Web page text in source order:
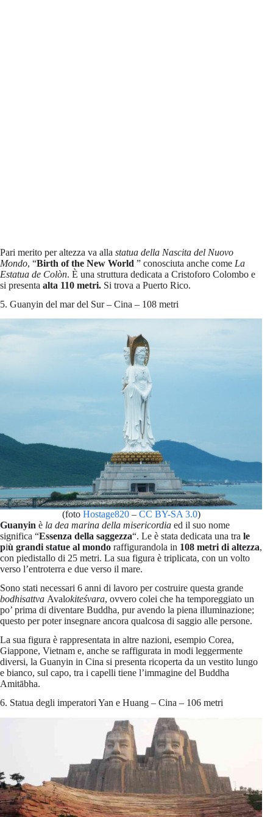
Pari merito per altezza va alla statua della Nascita del Nuovo
Mondo, “Birth of the New World ” conosciuta anche come La
Estatua de Colòn. È una struttura dedicata a Cristoforo Colombo e
si presenta alta 110 metri. Si trova a Puerto Rico.
5. Guanyin del mar del Sur – Cina – 108 metri
(foto Hostage820– CC BY-SA 3.0)
Guanyin è la dea marina della misericordia ed il suo nome
significa “Essenza della saggezza“. Le è stata dedicata una tra le
più grandi statue al mondo raffigurandola in 108 metri di altezza,
con piedistallo di 25 metri. La sua figura è triplicata, con un volto
verso l’entroterra e due verso il mare.
Sono stati necessari 6 anni di lavoro per costruire questa grande
bodhisattva Avalokiteśvara, ovvero colei che ha temporeggiato un
po’ prima di diventare Buddha, pur avendo la piena illuminazione;
questo per poter insegnare ancora qualcosa di saggio alle persone.
La sua figura è rappresentata in altre nazioni, esempio Corea,
Giappone, Vietnam e, anche se raffigurata in modi leggermente
diversi, la Guanyin in Cina si presenta ricoperta da un vestito lungo
e bianco, sul capo, tra i capelli tiene l’immagine del Buddha
Amitābha.
6. Statua degli imperatori Yan e Huang – Cina – 106 metri